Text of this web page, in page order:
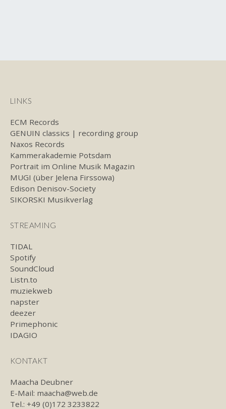
LINKS
ECM Records
GENUIN classics | recording group
Naxos Records
Kammerakademie Potsdam
Portrait im Online Musik Magazin
MUGI (über Jelena Firssowa)
Edison Denisov-Society
SIKORSKI Musikverlag
STREAMING
TIDAL
Spotify
SoundCloud
Listn.to
muziekweb
napster
deezer
Primephonic
IDAGIO
KONTAKT
Maacha Deubner
E-Mail: maacha@web.de
Tel.: +49 (0)172 3233822